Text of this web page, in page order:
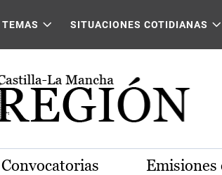
TEMAS SITUACIONES COTIDIANAS
Convocatorias Emisiones